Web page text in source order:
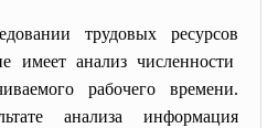
трудовых ресурсов
имеет анализ численности
рабочего времени.
анализа информация